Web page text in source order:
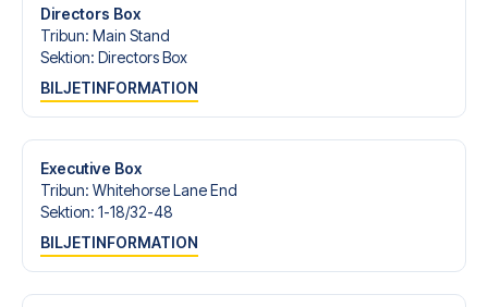
med din fotbollspaket och står redo med personlig
service både före och under resan. Vi är tillgängliga på
+46 22 03 00 14 eller
Är du redo att uppleva Crystal Palace på Selhurst Park
mot Hull City? Kontakta oss idag, och låt oss hjälpa dig att
realisera din fotbollsresedröm!
Directors Box
Tribun: Main Stand
Sektion: Directors Box
BILJETINFORMATION
Executive Box
Tribun: Whitehorse Lane End
Sektion: 1-18/​32-48
BILJETINFORMATION